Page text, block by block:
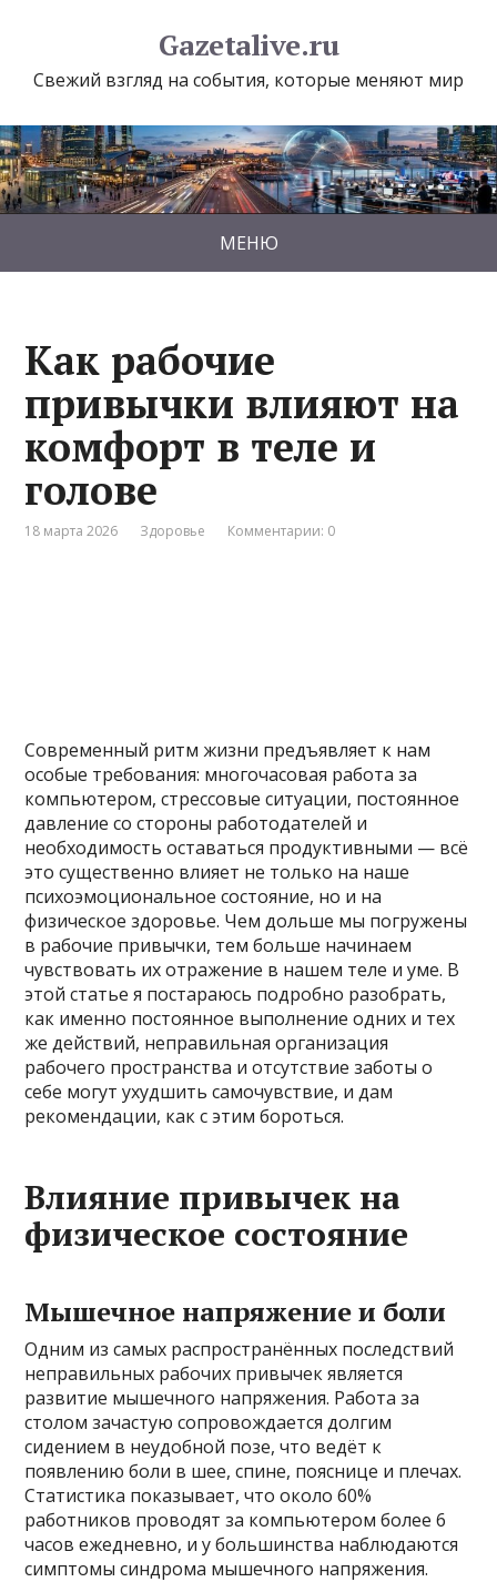
Gazetalive.ru
Свежий взгляд на события, которые меняют мир
МЕНЮ
Как рабочие
привычки влияют на
комфорт в теле и
голове
18 марта 2026 Здоровье Комментарии: 0
Современный ритм жизни предъявляет к нам
особые требования: многочасовая работа за
компьютером, стрессовые ситуации, постоянное
давление со стороны работодателей и
необходимость оставаться продуктивными — всё
это существенно влияет не только на наше
психоэмоциональное состояние, но и на
физическое здоровье. Чем дольше мы погружены
в рабочие привычки, тем больше начинаем
чувствовать их отражение в нашем теле и уме. В
этой статье я постараюсь подробно разобрать,
как именно постоянное выполнение одних и тех
же действий, неправильная организация
рабочего пространства и отсутствие заботы о
себе могут ухудшить самочувствие, и дам
рекомендации, как с этим бороться.
Влияние привычек на
физическое состояние
Мышечное напряжение и боли
Одним из самых распространённых последствий
неправильных рабочих привычек является
развитие мышечного напряжения. Работа за
столом зачастую сопровождается долгим
сидением в неудобной позе, что ведёт к
появлению боли в шее, спине, пояснице и плечах.
Статистика показывает, что около 60%
работников проводят за компьютером более 6
часов ежедневно, и у большинства наблюдаются
симптомы синдрома мышечного напряжения.